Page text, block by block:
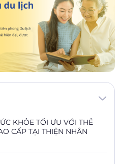
KHỎE TỐI ƯU VỚI THẺ
CẤP TẠI THIỆN NHÂN